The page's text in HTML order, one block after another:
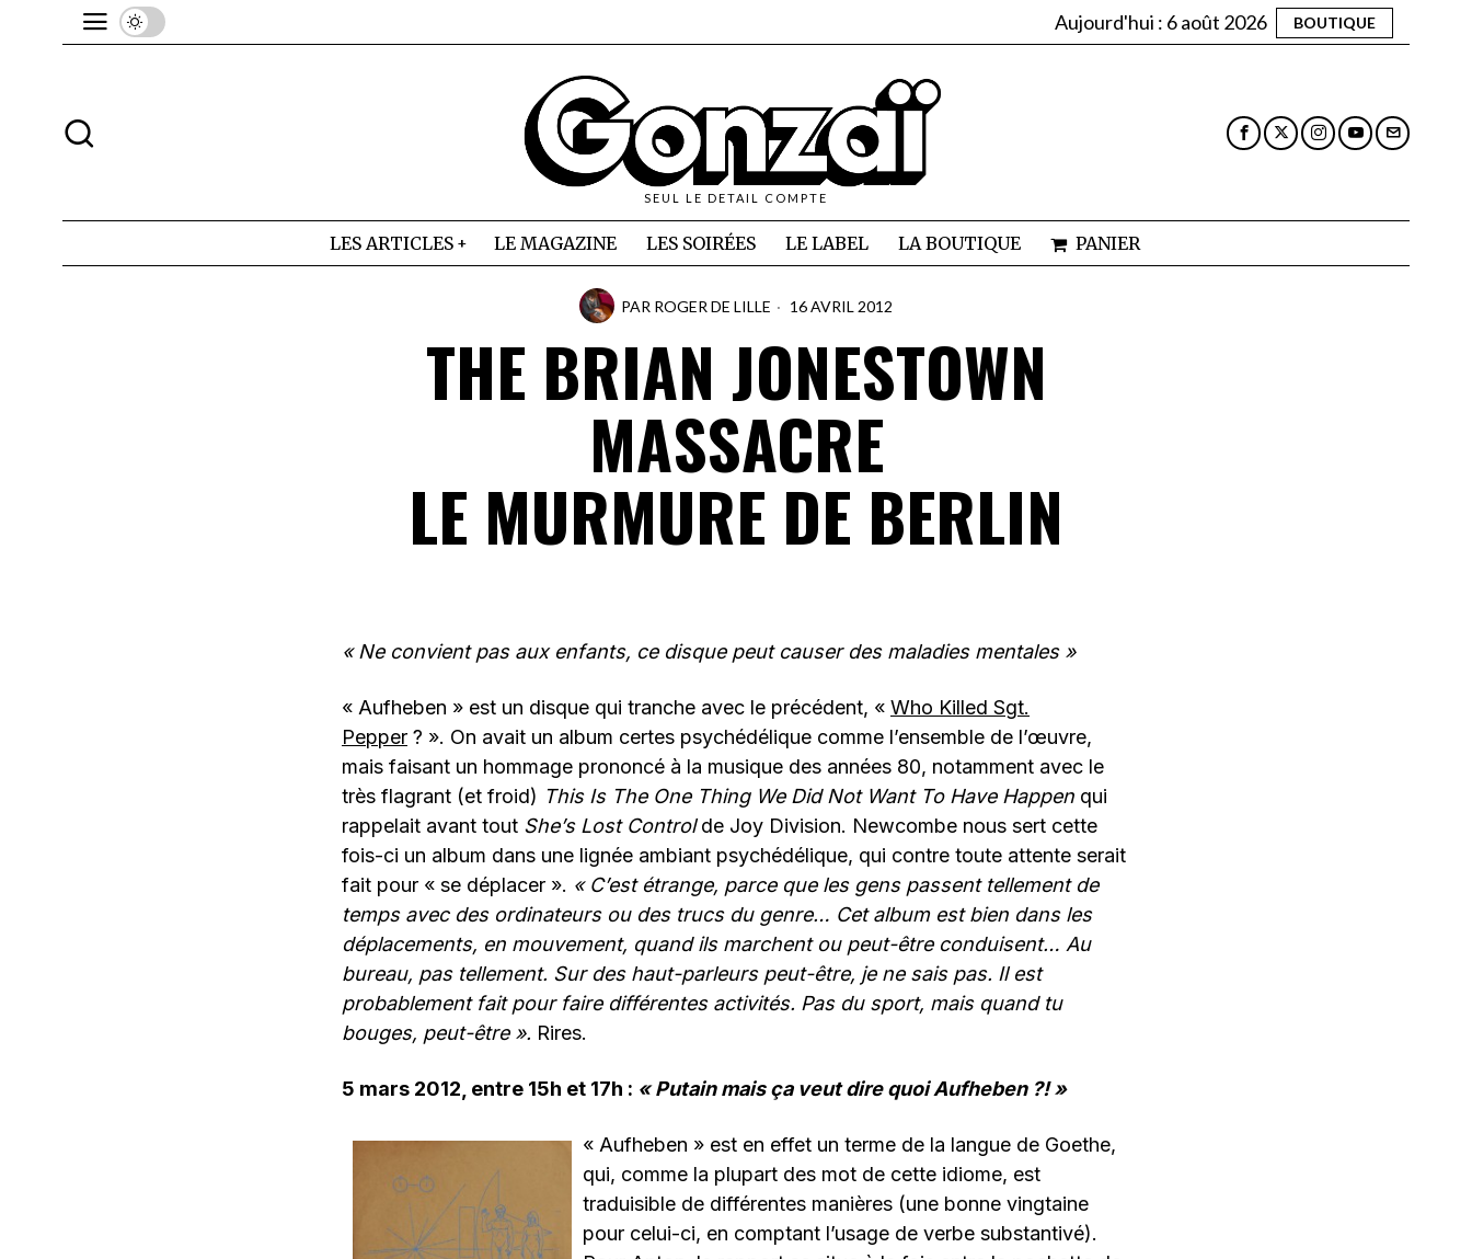
Aujourd'hui : 6 août 2026 BOUTIQUE
SEUL LE DETAIL COMPTE
LES ARTICLES LE MAGAZINE LES SOIRÉES LE LABEL LA BOUTIQUE PANIER
PAR ROGER DE LILLE 16 AVRIL 2012
THE BRIAN JONESTOWN
MASSACRE
LE MURMURE DE BERLIN
« Ne convient pas aux enfants, ce disque peut causer des maladies mentales »
« Aufheben » est un disque qui tranche avec le précédent, « Who Killed Sgt.
Pepper ? ». On avait un album certes psychédélique comme l’ensemble de l’œuvre,
mais faisant un hommage prononcé à la musique des années 80, notamment avec le
très flagrant (et froid) This Is The One Thing We Did Not Want To Have Happen qui
rappelait avant tout She’s Lost Controlde Joy Division. Newcombe nous sert cette
fois-ci un album dans une lignée ambiant psychédélique, qui contre toute attente serait
fait pour « se déplacer ». « C’est étrange, parce que les gens passent tellement de
temps avec des ordinateurs ou des trucs du genre… Cet album est bien dans les
déplacements, en mouvement, quand ils marchent ou peut-être conduisent… Au
bureau, pas tellement. Sur des haut-parleurs peut-être, je ne sais pas. Il est
probablement fait pour faire différentes activités. Pas du sport, mais quand tu
bouges, peut-être ». Rires.
5 mars 2012, entre 15h et 17h : « Putain mais ça veut dire quoi Aufheben ?! »
« Aufheben » est en effet un terme de la langue de Goethe,
qui, comme la plupart des mot de cette idiome, est
traduisible de différentes manières (une bonne vingtaine
pour celui-ci, en comptant l’usage de verbe substantivé).